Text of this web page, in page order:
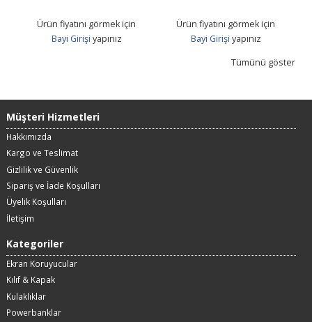
Ürün fiyatını görmek için
Bayi Girişi yapınız
Ürün fiyatını görmek için
Bayi Girişi yapınız
Tümünü göster
Müşteri Hizmetleri
Hakkımızda
Kargo ve Teslimat
Gizlilik ve Güvenlik
Sipariş ve İade Koşulları
Üyelik Koşulları
İletişim
Kategoriler
Ekran Koruyucular
Kılıf & Kapak
Kulaklıklar
Powerbanklar